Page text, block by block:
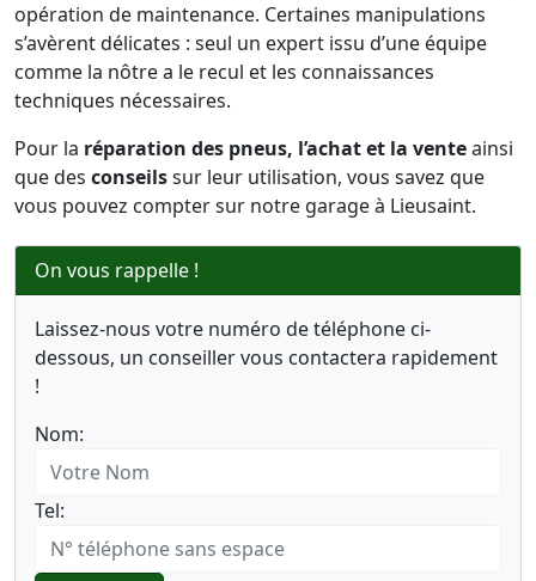
opération de maintenance. Certaines manipulations
s’avèrent délicates : seul un expert issu d’une équipe
comme la nôtre a le recul et les connaissances
techniques nécessaires.
Pour la réparation des pneus, l’achat et la venteainsi
que des conseilssur leur utilisation, vous savez que
vous pouvez compter sur notre garage à Lieusaint.
On vous rappelle !
Laissez-nous votre numéro de téléphone ci-
dessous, un conseiller vous contactera rapidement
!
Nom:
Tel: